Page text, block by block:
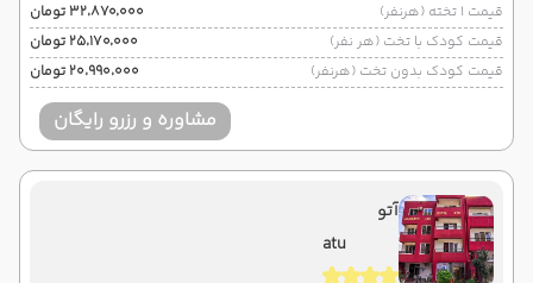
قیمت 1 تخته (هرنفر)
۳۲٬۸۷۰٬۰۰۰ تومان
قیمت کودک با تخت (هر نفر)
۲۵٬۱۷۰٬۰۰۰ تومان
قیمت کودک بدون تخت (هرنفر)
۲۰٬۹۹۰٬۰۰۰ تومان
مشاوره و رزرو رایگان
آتو
atu